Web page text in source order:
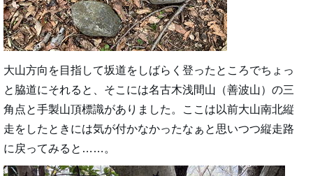
大山方向を目指して坂道をしばらく登ったところでちょっ
と脇道にそれると、そこには名古木浅間山（善波山）の三
角点と手製山頂標識がありました。ここは以前大山南北縦
走をしたときには気が付かなかったなぁと思いつつ縦走路
に戻ってみると……。